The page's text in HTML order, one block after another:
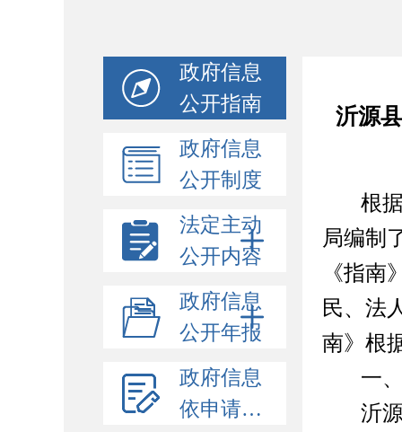
政府信息
公开指南
政府信息
公开制度
法定主动
公开内容
政府信息
公开年报
政府信息
依申请公开
沂源
根
局编制
《指南
民、法
南》根
一
沂